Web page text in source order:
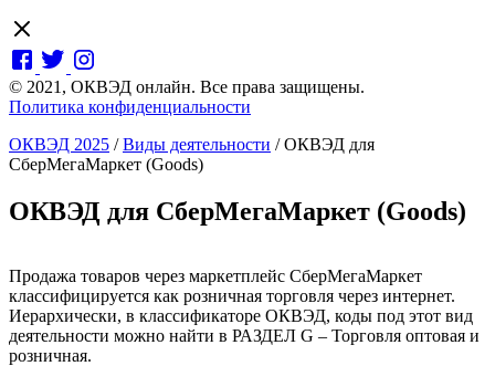
© 2021, ОКВЭД онлайн. Все права защищены.
Политика конфиденциальности
ОКВЭД 2025 /Виды деятельности /ОКВЭД для
СберМегаМаркет (Goods)
ОКВЭД для СберМегаМаркет (Goods)
Продажа товаров через маркетплейс СберМегаМаркет
классифицируется как розничная торговля через интернет.
Иерархически, в классификаторе ОКВЭД, коды под этот вид
деятельности можно найти в РАЗДЕЛ G – Торговля оптовая и
розничная.